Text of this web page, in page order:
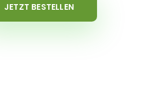
JETZT BESTELLEN